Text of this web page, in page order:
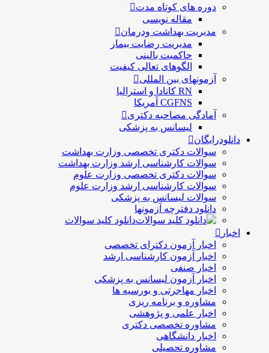
دوره های کوتاه مدت
مقاله نویسی
مدیریت بهداشت ودرمان
مديريت رضايت بيمار
حاكميت بالينی
الگوهای تعالی کيفيت
آزمونهای بین المللی
RN کانادا و استرالیا
CGFNS آمریکا
آمادگی مصاحبه دکتری
لیسانس به پزشکی
دانلودرایگان
سوالات دکتری تخصصی وزارت بهداشت
سوالات کارشناسی ارشد وزارت بهداشت
سوالات دکتری تخصصی وزارت علوم
سوالات کارشناسی ارشد وزارت علوم
سوالات لیسانس به پزشکی
دانلود دفترچه آزمونها
دانلود کلید سوالات
اخبار
اخبار آزمون دکترای تخصصی
اخبار آزمون کارشناسی ارشد
اخبار صنفی
اخبار آزمون لیسانس به پزشکی
اخبار مهاجرتی و بورسیه ها
مشاوره و برنامه ریزی
اخبار علمی و پژوهشی
مشاوره تخصصی دکتری
اخبار دانشگاهی
مشاوره تحصیلی